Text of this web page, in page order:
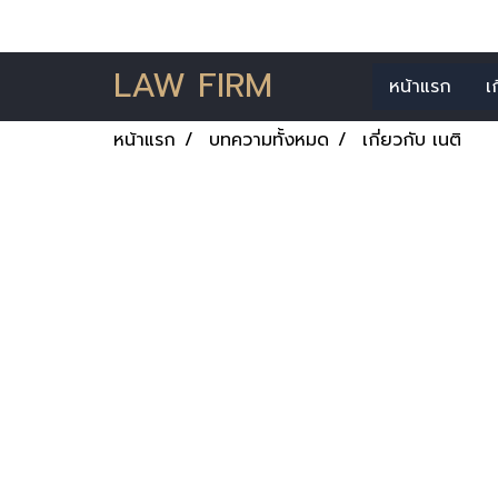
LAW FIRM หน้าแรก
หน้าแรก
บทความทั้งหมด เกี่ยวกับ เนติ